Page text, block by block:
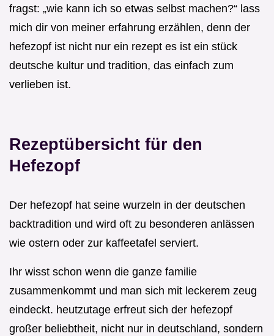
fragst: „wie kann ich so etwas selbst machen?“ lass
mich dir von meiner erfahrung erzählen, denn der
hefezopf ist nicht nur ein rezept es ist ein stück
deutsche kultur und tradition, das einfach zum
verlieben ist.
Rezeptübersicht für den
Hefezopf
Der hefezopf hat seine wurzeln in der deutschen
backtradition und wird oft zu besonderen anlässen
wie ostern oder zur kaffeetafel serviert.
Ihr wisst schon wenn die ganze familie
zusammenkommt und man sich mit leckerem zeug
eindeckt. heutzutage erfreut sich der hefezopf
großer beliebtheit, nicht nur in deutschland, sondern